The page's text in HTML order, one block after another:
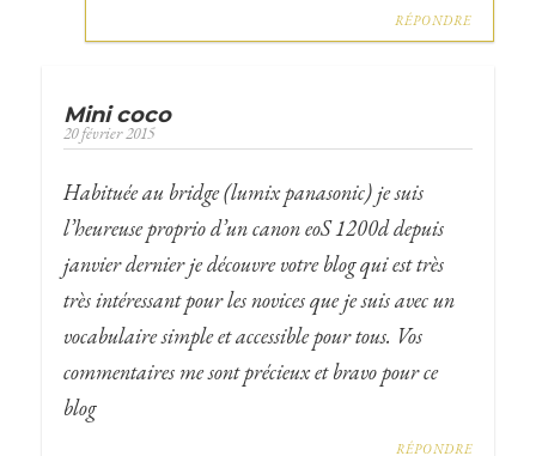
RÉPONDRE
Mini coco
20 février 2015
Habituée au bridge (lumix panasonic) je suis
l’heureuse proprio d’un canon eoS 1200d depuis
janvier dernier je découvre votre blog qui est très
très intéressant pour les novices que je suis avec un
vocabulaire simple et accessible pour tous. Vos
commentaires me sont précieux et bravo pour ce
blog
RÉPONDRE